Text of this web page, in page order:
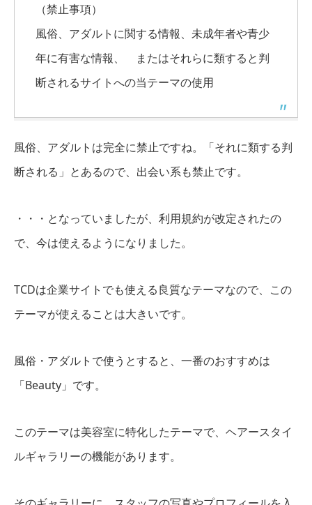
（禁止事項）
風俗、アダルトに関する情報、未成年者や青少
年に有害な情報、 またはそれらに類すると判
断されるサイトへの当テーマの使用
風俗、アダルトは完全に禁止ですね。「それに類する判
断される」とあるので、 出会い系も禁止です。
・・・となっていましたが、利用規約が改定されたの
で、今は使えるようになりました。
TCDは企業サイトでも使える良質なテーマなので、この
テーマが使えることは大きいです。
風俗・アダルトで使うとすると、一番のおすすめは
「Beauty」です。
このテーマは美容室に特化したテーマで、ヘアースタイ
ルギャラリーの機能があります。